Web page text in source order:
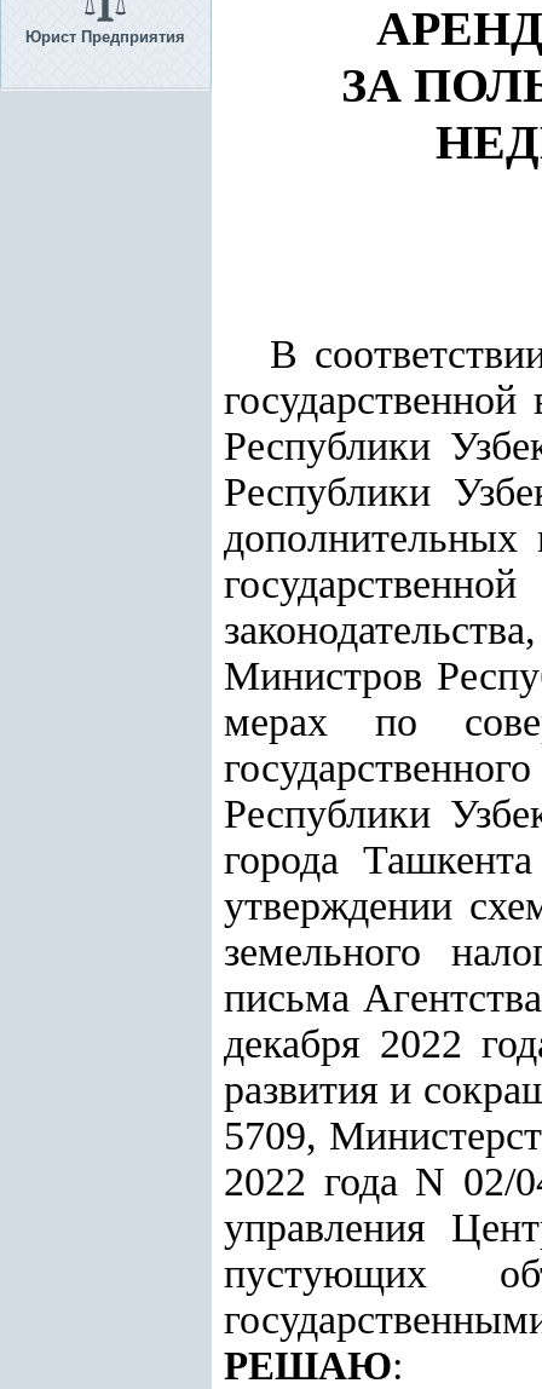
Юрист Предприятия
ЗА
В
Республики
Республики
Министров
мерах по
Республики
города
утверждении
земельного
письма
декабря 2022
развития и
5709,
2022 года N 02/
управления
пустующих
РЕШАЮ: